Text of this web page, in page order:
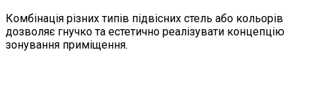
Комбінація різних типів підвісних стель або кольорів
дозволяє гнучко та естетично реалізувати концепцію
зонування приміщення.